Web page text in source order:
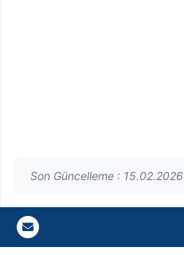
Son Güncelleme : 15.02.2026
Gazi E-Mail